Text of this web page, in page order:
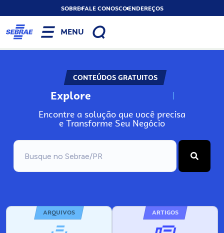
SOBREFALE CONOSCOENDEREÇOS
MENU
CONTEÚDOS GRATUITOS
Explore N
Encontre a solução que você precisa
e Transforme Seu Negócio
ARQUIVOS ARTIGOS